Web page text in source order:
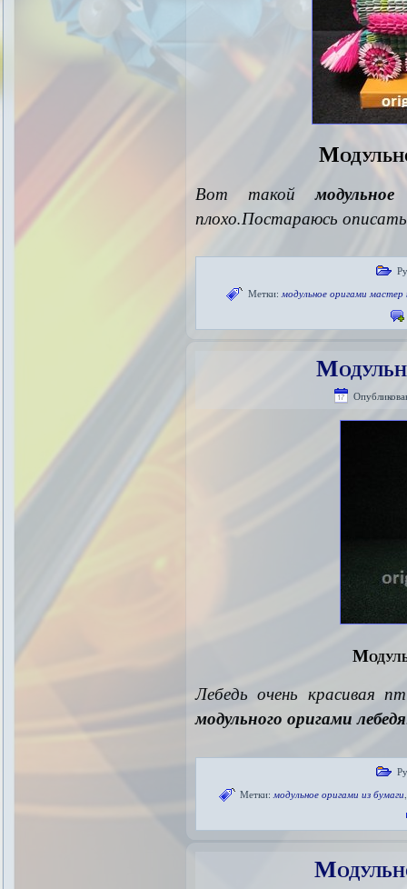
Вот такой
плохо.Постараюсь
Метки: модульное оригами мастер
Лебедь очень
модульного оригами лебедя
Метки: модульное оригами из бумаги